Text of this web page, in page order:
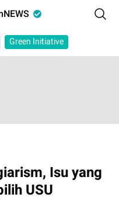
Green Initiative
Isu yang
USU